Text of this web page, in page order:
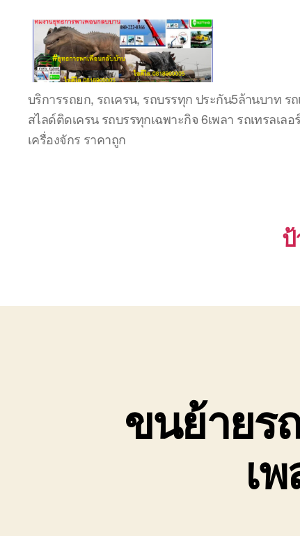
ชลบุรี
รถ
เครน
ยก
ของ
บริการรถยก, รถเครน, รถบรรทุก ประกัน5ล้านบาท ร
สไลด์ติดเครน รถบรรทุกเฉพาะกิจ 6เพลา รถเทรลเล
เครื่องจักร ราคาถูก
ขนย้ายร
เ